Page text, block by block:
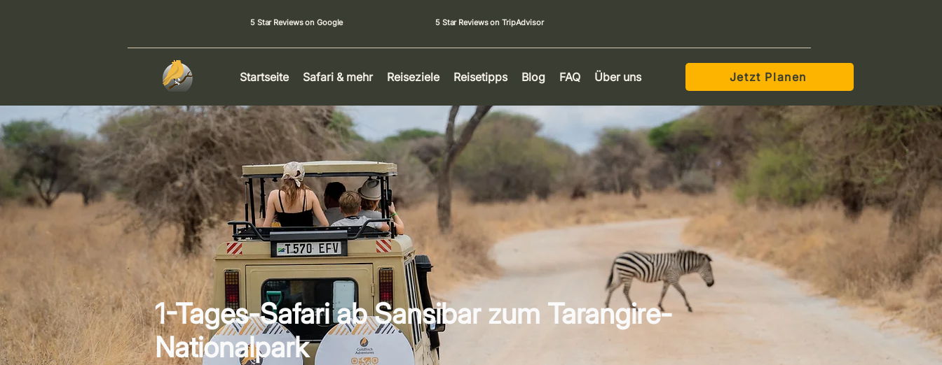
5 Star Reviews on Google 5 Star Reviews on TripAdvisor
Startseite Safari & mehr Reiseziele Reisetipps Blog FAQ Über uns Jetzt Planen
1-Tages-Safari ab Sansibar zum Tarangire-
Nationalpark